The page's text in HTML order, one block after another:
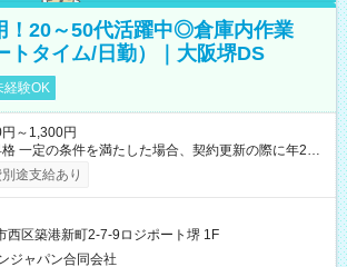
！20～50代活躍中◎倉庫内作業
トタイム/日勤）｜大阪堺DS
経験OK
～1,300円
一定の条件を満たした場合、契約更新の際に年2回
ます。 ■正社員登用制度あり ※月末締/翌
払い ※時間外手当、別途支給 ※深夜割増賃金 (22:00～
安定して働けます！ 【試用期間】試用期間
間の長さ：1週間 雇用形態、給与は本採用時と同じ
途支給あり
西区築港新町2-7-9ロジポート堺 1F
ジャパン合同会社